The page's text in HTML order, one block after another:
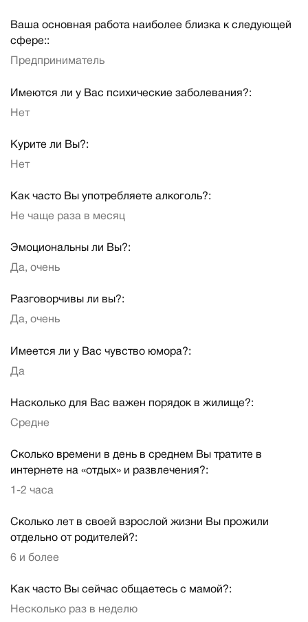
Ваша основная работа наиболее близка к следующей
сфере::
Предприниматель
Имеются ли у Вас психические заболевания?:
Нет
Курите ли Вы?:
Нет
Как часто Вы употребляете алкоголь?:
Не чаще раза в месяц
Эмоциональны ли Вы?:
Да, очень
Разговорчивы ли вы?:
Да, очень
Имеется ли у Вас чувство юмора?:
Да
Насколько для Вас важен порядок в жилище?:
Средне
Сколько времени в день в среднем Вы тратите в
интернете на «отдых» и развлечения?:
1-2 часа
Сколько лет в своей взрослой жизни Вы прожили
отдельно от родителей?:
6 и более
Как часто Вы сейчас общаетесь с мамой?:
Несколько раз в неделю